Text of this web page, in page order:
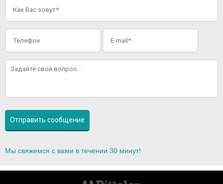
Мы свяжемся с вами в течении 30 минут!